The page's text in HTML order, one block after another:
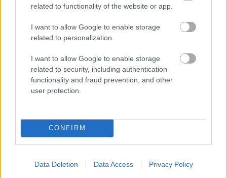
related to functionality of the website or app.
I want to allow Google to enable storage
related to personalization.
I want to allow Google to enable storage
related to security, including authentication
functionality and fraud prevention, and other
user protection.
CONFIRM
Data Deletion Data Access Privacy Policy